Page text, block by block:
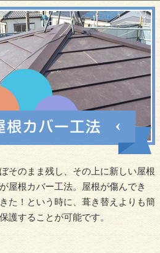
そのまま残し、その上に新しい屋根
屋根カバー工法。屋根が傷んでき
た！という時に、葺き替えよりも簡
護することが可能です。